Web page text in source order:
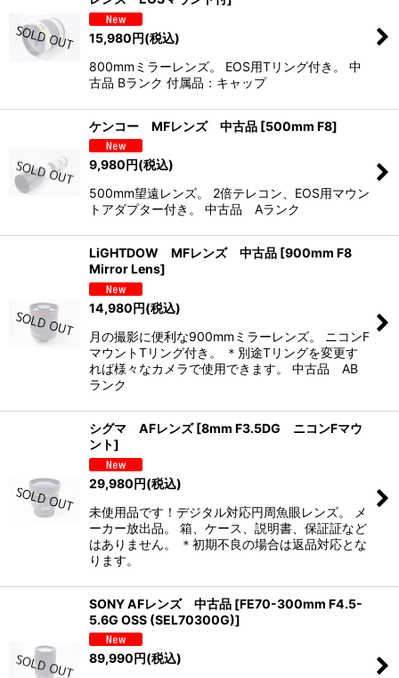
15,980円(税込)
800mmミラーレンズ。 EOS用Tリング付き。 中
古品 Bランク 付属品：キャップ
ケンコー MFレンズ 中古品 [500mm F8]
9,980円(税込)
500mm望遠レンズ。 2倍テレコン、EOS用マウン
トアダプター付き。 中古品 Aランク
LiGHTDOW MFレンズ 中古品 [900mm F8
Mirror Lens]
14,980円(税込)
月の撮影に便利な900mmミラーレンズ。 ニコンF
マウントTリング付き。 ＊別途Tリングを変更す
れば様々なカメラで使用できます。 中古品 AB
ランク
シグマ AFレンズ [8mm F3.5DG ニコンFマウ
ント]
29,980円(税込)
未使用品です！デジタル対応円周魚眼レンズ。 メ
ーカー放出品。 箱、ケース、説明書、保証証など
はありません。 ＊初期不良の場合は返品対応とな
ります。
SONY AFレンズ 中古品 [FE70-300mm F4.5-
5.6G OSS (SEL70300G)]
89,990円(税込)